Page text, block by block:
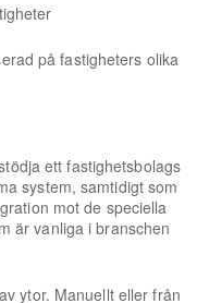
på fastigheters olika
ett fastighetsbolags
system, samtidigt som
mot de speciella
är vanliga i branschen
ytor. Manuellt eller från